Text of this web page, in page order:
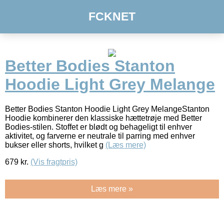
FCKNET
Better Bodies Stanton
Hoodie Light Grey Melange
Better Bodies Stanton Hoodie Light Grey MelangeStanton
Hoodie kombinerer den klassiske hættetrøje med Better
Bodies-stilen. Stoffet er blødt og behageligt til enhver
aktivitet, og farverne er neutrale til parring med enhver
bukser eller shorts, hvilket g (Læs mere)
679 kr. (Vis fragtpris)
Læs mere »